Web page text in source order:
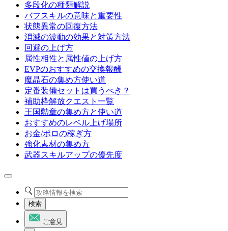
多段化の種類解説
バフスキルの意味と重要性
状態異常の回復方法
消滅の波動の効果と対策方法
回避の上げ方
属性相性と属性値の上げ方
EVPのおすすめの交換報酬
魔晶石の集め方使い道
定番装備セットは買うべき？
補助枠解放クエスト一覧
王国勲章の集め方と使い道
おすすめのレベル上げ場所
お金/ポロの稼ぎ方
強化素材の集め方
武器スキルアップの優先度
検索
ご意見